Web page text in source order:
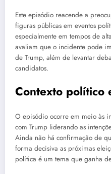
Este episódio reacende a
figuras públicas em eventos
especialmente em tempos de
avaliam que o incidente pode
de Trump, além de levantar
candidatos.
Contexto político
O episódio ocorre em meio às
com Trump liderando as
Ainda não há confirmação de
forma decisiva as próximas
política é um tema que ganha